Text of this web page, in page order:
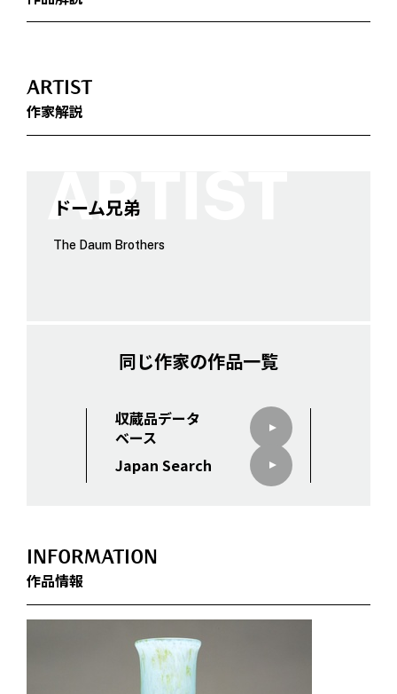
ARTIST
作家解説
ドーム兄弟
The Daum Brothers
同じ作家の作品一覧
収蔵品データ
ベース
Japan Search
INFORMATION
作品情報